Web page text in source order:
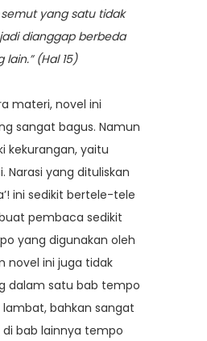
yang satu tidak
dianggap berbeda
(Hal 15)
materi, novel ini
sangat bagus. Namun
kekurangan, yaitu
Narasi yang dituliskan
ini sedikit bertele-tele
pembaca sedikit
yang digunakan oleh
novel ini juga tidak
dalam satu bab tempo
bahkan sangat
bab lainnya tempo